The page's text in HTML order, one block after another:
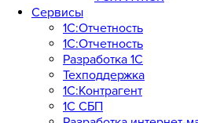
Сервисы
1С:Отчетность
1С:Отчетность
Разработка 1С
Техподдержка
1С:Контрагент
1С СБП